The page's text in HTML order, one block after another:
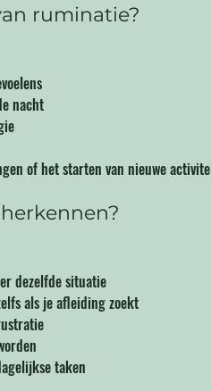
ruminatie?
nacht
of het starten van nieuwe
dezelfde situatie
als je afleiding zoekt
taken